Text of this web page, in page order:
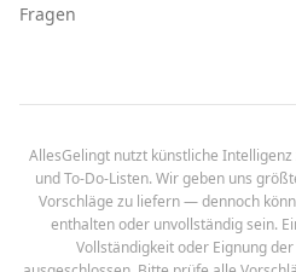
Fragen
AllesGelingt nutzt künstliche
und To-Do-Listen. Wir geben uns
Vorschläge zu liefern — dennoch
enthalten oder unvollständig sein.
Vollständigkeit oder Eignung